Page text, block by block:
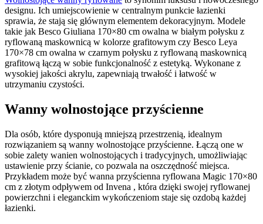
designu. Ich umiejscowienie w centralnym punkcie łazienki
sprawia, że stają się głównym elementem dekoracyjnym. Modele
takie jak Besco Giuliana 170×80 cm owalna w białym połysku z
ryflowaną maskownicą w kolorze grafitowym czy Besco Leya
170×78 cm owalna w czarnym połysku z ryflowaną maskownicą
grafitową łączą w sobie funkcjonalność z estetyką. Wykonane z
wysokiej jakości akrylu, zapewniają trwałość i łatwość w
utrzymaniu czystości.​
Wanny wolnostojące przyścienne
Dla osób, które dysponują mniejszą przestrzenią, idealnym
rozwiązaniem są wanny wolnostojące przyścienne. Łączą one w
sobie zalety wanien wolnostojących i tradycyjnych, umożliwiając
ustawienie przy ścianie, co pozwala na oszczędność miejsca.
Przykładem może być wanna przyścienna ryflowana Magic 170×80
cm z złotym odpływem od Invena ​, która dzięki swojej ryflowanej
powierzchni i eleganckim wykończeniom staje się ozdobą każdej
łazienki.​